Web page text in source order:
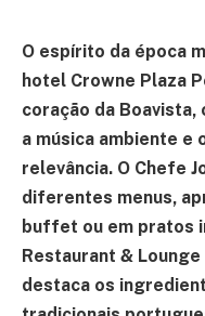
O espírito da época
hotel Crowne Plaza
coração da
a música ambiente e
relevância. O Chefe
diferentes menus,
buffet ou em pratos
Restaurant &
destaca os